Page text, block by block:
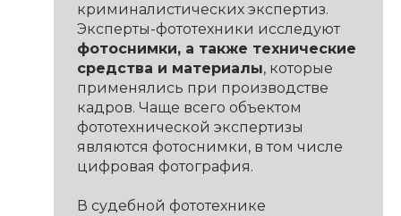
криминалистических экспертиз.
Эксперты-фототехники исследуют
фотоснимки, а также технические
средства и материалы, которые
применялись при производстве
кадров. Чаще всего объектом
фототехнической экспертизы
являются фотоснимки, в том числе
цифровая фотография.
В судебной фототехнике